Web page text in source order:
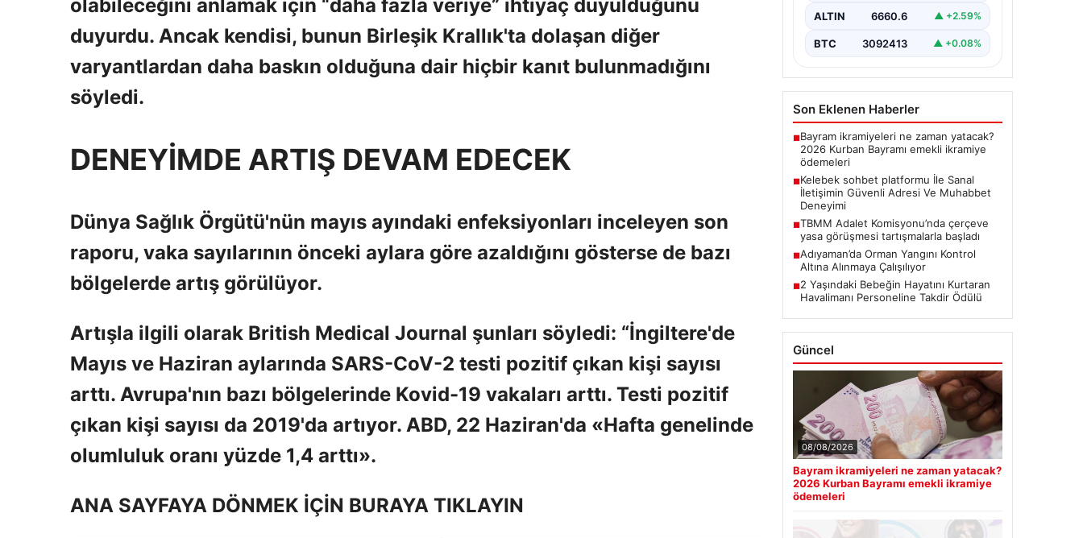
olabileceğini anlamak için “daha fazla veriye” ihtiyaç duyulduğunu
duyurdu. Ancak kendisi, bunun Birleşik Krallık'ta dolaşan diğer
varyantlardan daha baskın olduğuna dair hiçbir kanıt bulunmadığını
söyledi.
DENEYİMDE ARTIŞ DEVAM EDECEK
Dünya Sağlık Örgütü'nün mayıs ayındaki enfeksiyonları inceleyen son
raporu, vaka sayılarının önceki aylara göre azaldığını gösterse de bazı
bölgelerde artış görülüyor.
Artışla ilgili olarak British Medical Journal şunları söyledi: “İngiltere'de
Mayıs ve Haziran aylarında SARS-CoV-2 testi pozitif çıkan kişi sayısı
arttı. Avrupa'nın bazı bölgelerinde Kovid-19 vakaları arttı. Testi pozitif
çıkan kişi sayısı da 2019'da artıyor. ABD, 22 Haziran'da «Hafta genelinde
olumluluk oranı yüzde 1,4 arttı».
ANA SAYFAYA DÖNMEK İÇİN BURAYA TIKLAYIN
taşımaktadır. Halen çeşitli…
ALTIN 6660.6 ▲ +2.59%
BTC 3092413 ▲ +0.08%
Son Eklenen Haberler
■Bayram ikramiyeleri ne zaman yatacak?
2026 Kurban Bayramı emekli ikramiye
ödemeleri
■Kelebek sohbet platformu İle Sanal
İletişimin Güvenli Adresi Ve Muhabbet
Deneyimi
■TBMM Adalet Komisyonu’nda çerçeve
yasa görüşmesi tartışmalarla başladı
■Adıyaman’da Orman Yangını Kontrol
Altına Alınmaya Çalışılıyor
■2 Yaşındaki Bebeğin Hayatını Kurtaran
Havalimanı Personeline Takdir Ödülü
Güncel
08/08/2026
Bayram ikramiyeleri ne zaman yatacak?
2026 Kurban Bayramı emekli ikramiye
ödemeleri